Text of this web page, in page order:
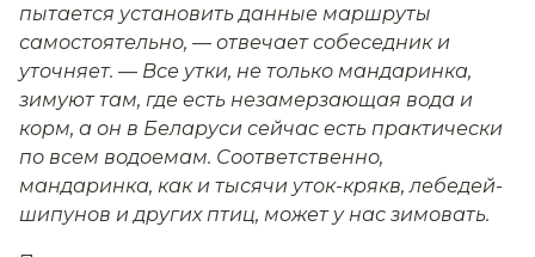
пытается установить данные маршруты
самостоятельно, — отвечает собеседник и
уточняет. — Все утки, не только мандаринка,
зимуют там, где есть незамерзающая вода и
корм, а он в Беларуси сейчас есть практически
по всем водоемам. Соответственно,
мандаринка, как и тысячи уток-крякв, лебедей-
шипунов и других птиц, может у нас зимовать.